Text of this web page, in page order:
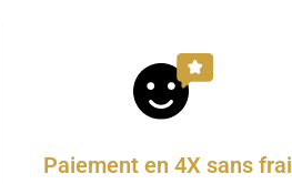
Paiement en 4X sans